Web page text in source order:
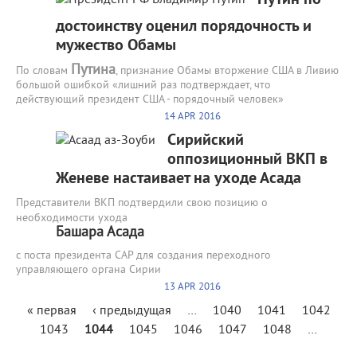
достоинству оценил порядочность и
мужество Обамы
По словам Путина, признание Обамы вторжение США в Ливию
большой ошибкой «лишний раз подтверждает, что
действующий президент США - порядочный человек»
14 APR 2016
Сирийский
оппозиционный ВКП в
Женеве настаивает на уходе Асада
Представители ВКП подтвердили свою позицию о
необходимости ухода
Башара Асада
с поста президента САР для создания переходного
управляющего органа Сирии
13 APR 2016
Страницы
« первая ‹ предыдущая … 1040 1041
1042
1043
1044 1045 1046 1047 1048
…